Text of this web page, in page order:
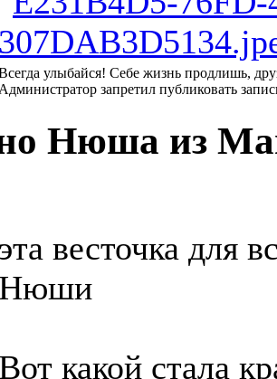
улыбайся! Себе жизнь продлишь,
Администратор запретил публиковать
Нюша из
эта весточка для
Нюши
Вот какой стала